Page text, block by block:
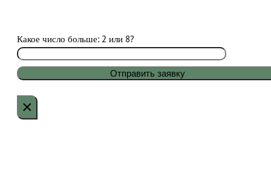
Какое число больше: 2 или 8?
×